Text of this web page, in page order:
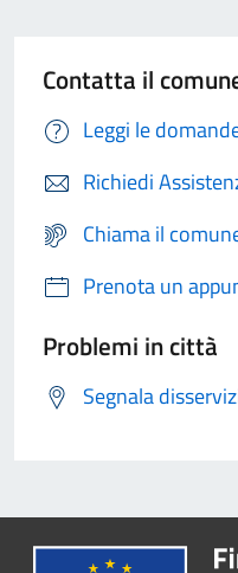
Contatta il
Leggi le
Richiedi
Chiama il
Prenota un
Problemi in città
Segnala